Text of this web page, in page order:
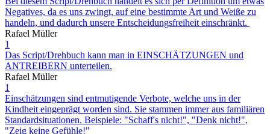
Negatives, da es uns zwingt, auf eine bestimmte Art und Weiße zu
handeln, und dadurch unsere Entscheidungsfreiheit einschränkt.
Rafael Müller
1
Das Script/Drehbuch kann man in EINSCHÄTZUNGEN und
ANTREIBERN unterteilen.
Rafael Müller
1
Einschätzungen sind entmutigende Verbote, welche uns in der
Kindheit eingeprägt worden sind. Sie stammen immer aus familiären
Standardsituationen. Beispiele: "Schaff's nicht!", "Denk nicht!",
"Zeig keine Gefühle!"